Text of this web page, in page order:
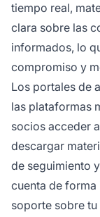
tiempo real,
clara sobre las
informados, lo
compromiso y
Los portales de
las plataformas
socios acceder
descargar
de seguimiento
cuenta de forma
soporte sobre